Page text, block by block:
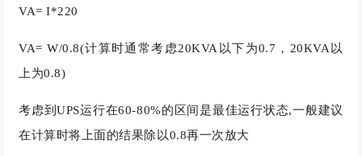
VA= I*220
VA= W/0.8(计算时通常考虑20KVA以下为0.7，20KVA以
上为0.8)
考虑到UPS运行在60-80%的区间是最佳运行状态,一般建议
在计算时将上面的结果除以0.8再一次放大